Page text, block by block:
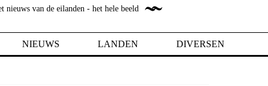
nieuws van de eilanden - het hele beeld
NIEUWS LANDEN DIVERSEN